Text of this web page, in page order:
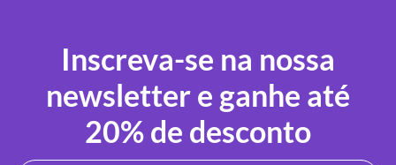
Inscreva-se na nossa
newsletter e ganhe até
20% de desconto